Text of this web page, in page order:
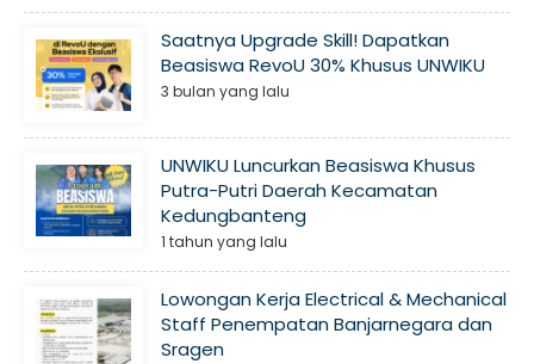
Saatnya Upgrade Skill! Dapatkan
Beasiswa RevoU 30% Khusus UNWIKU
3 bulan yang lalu
UNWIKU Luncurkan Beasiswa Khusus
Putra-Putri Daerah Kecamatan
Kedungbanteng
1 tahun yang lalu
Lowongan Kerja Electrical & Mechanical
Staff Penempatan Banjarnegara dan
Sragen